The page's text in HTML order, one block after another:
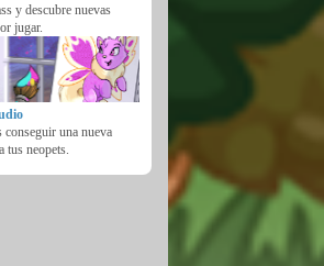
y descubre nuevas
jugar.
conseguir una nueva
tus neopets.